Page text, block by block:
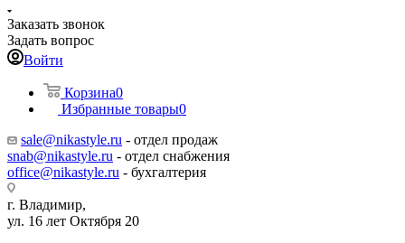
Заказать звонок
Задать вопрос
Войти
Корзина0
Избранные товары0
sale@nikastyle.ru - отдел продаж
snab@nikastyle.ru - отдел снабжения
office@nikastyle.ru - бухгалтерия
г. Владимир,
ул. 16 лет Октября 20